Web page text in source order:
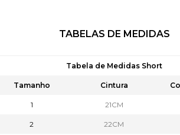
TABELAS DE MEDIDAS
Tabela de Medidas Short
Tamanho Cintura
1 21CM
2 22CM